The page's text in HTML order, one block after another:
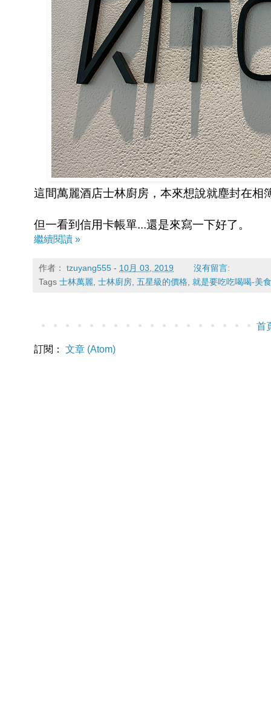
這間萬麗酒店士林廚房，本來想說就塵封在相
但一看到信用卡帳單...還是來寫一下好了。
繼續閱讀 »
作者： tzuyang555 - 10月 03, 2019
沒有留言:
Tags 士林萬麗 士林廚房 五星級的價格 就是要吃吃喝喝-美
首
訂閱： 文章 (Atom)